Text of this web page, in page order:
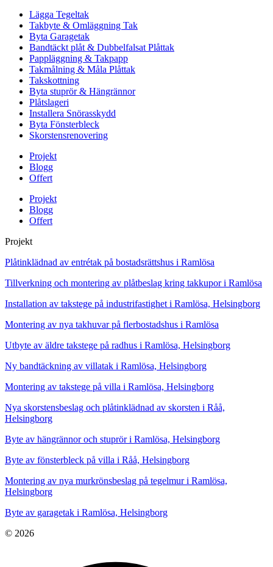
Lägga Tegeltak
Takbyte & Omläggning Tak
Byta Garagetak
Bandtäckt plåt & Dubbelfalsat Plåttak
Pappläggning & Takpapp
Takmålning & Måla Plåttak
Takskottning
Byta stuprör & Hängrännor
Plåtslageri
Installera Snörasskydd
Byta Fönsterbleck
Skorstensrenovering
Projekt
Blogg
Offert
Projekt
Blogg
Offert
Projekt
Plåtinklädnad av entrétak på bostadsrättshus i Ramlösa
Tillverkning och montering av plåtbeslag kring takkupor i Ramlösa
Installation av takstege på industrifastighet i Ramlösa, Helsingborg
Montering av nya takhuvar på flerbostadshus i Ramlösa
Utbyte av äldre takstege på radhus i Ramlösa, Helsingborg
Ny bandtäckning av villatak i Ramlösa, Helsingborg
Montering av takstege på villa i Ramlösa, Helsingborg
Nya skorstensbeslag och plåtinklädnad av skorsten i Råå,
Helsingborg
Byte av hängrännor och stuprör i Ramlösa, Helsingborg
Byte av fönsterbleck på villa i Råå, Helsingborg
Montering av nya murkrönsbeslag på tegelmur i Ramlösa,
Helsingborg
Byte av garagetak i Ramlösa, Helsingborg
© 2026